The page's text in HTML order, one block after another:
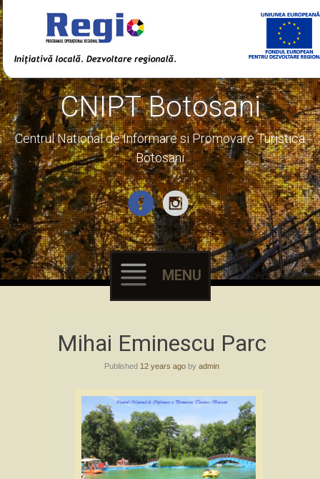
CNIPT Botosani
Centrul National de Informare si Promovare Turistica
Botosani
MENU
to
Mihai Eminescu Parc
Published 12 years agoby admin